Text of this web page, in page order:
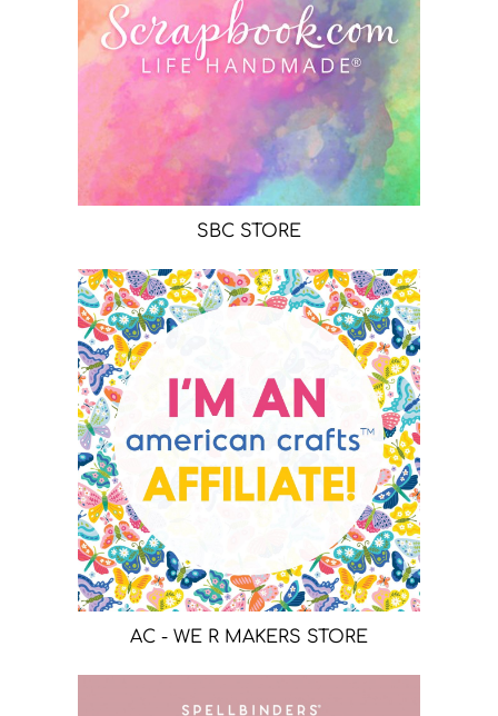
SBC STORE
AC - WE R MAKERS STORE